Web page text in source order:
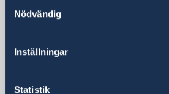
Nödvändig
Inställningar
Statistik
Ministry for Foreign Affairs
(UD KSU)